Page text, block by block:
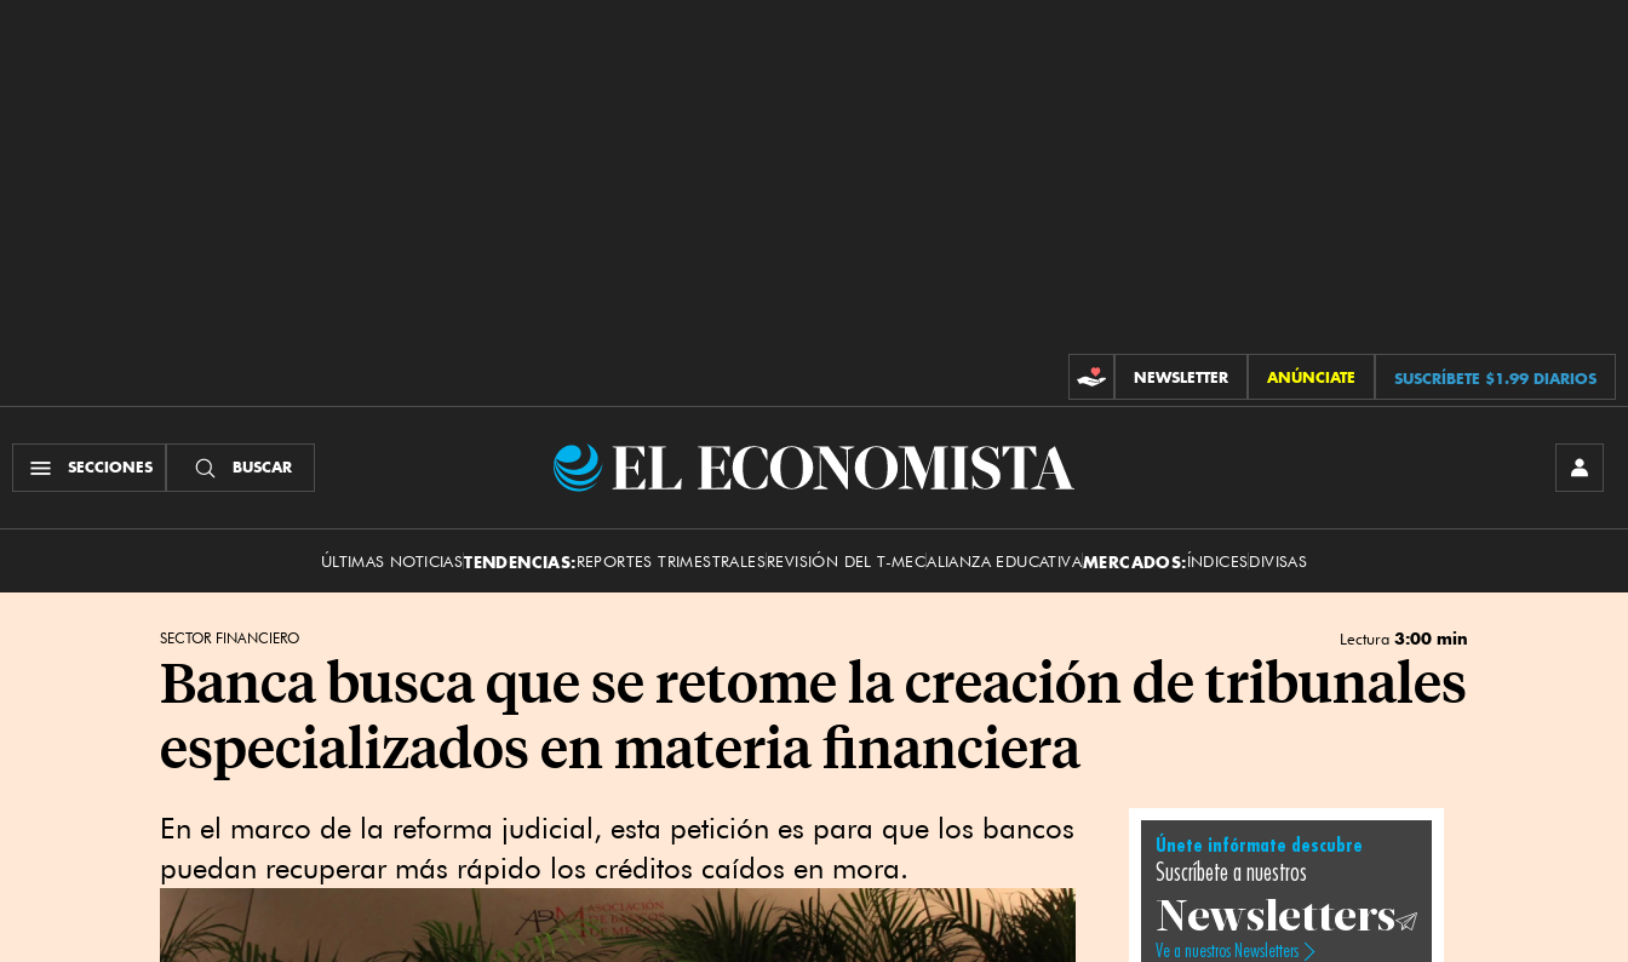
CONTRIBUCIONES
NEWSLETTER ANÚNCIATE SUSCRÍBETE $1.99 DIARIOS
SECCIONES BUSCAR
El
ÚLTIMAS NOTICIASTENDENCIAS:REPORTES TRIMESTRALESREVISIÓN DEL T-MECALIANZA EDUCATIVAMERCADOS:ÍNDICESDIVISAS
SECTOR FINANCIERO Lectura 3:00 min
Banca busca que se retome la creación de tribunales
especializados en materia financiera
En el marco de la reforma judicial, esta petición es para que los bancos
puedan recuperar más rápido los créditos caídos en mora.
Únete infórmate descubre
Suscríbete a nuestros
Newsletters
Ve a nuestros Newsletters